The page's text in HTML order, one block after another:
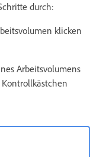
durch:
klicken
Arbeitsvolumens